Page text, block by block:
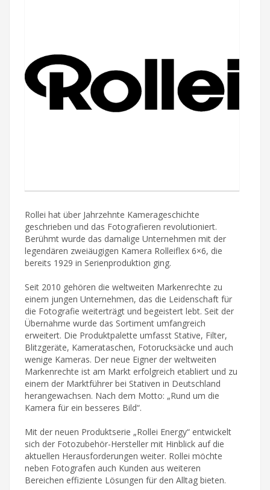
Rollei hat über Jahrzehnte Kamerageschichte
geschrieben und das Fotografieren revolutioniert.
Berühmt wurde das damalige Unternehmen mit der
legendären zweiäugigen Kamera Rolleiflex 6×6, die
bereits 1929 in Serienproduktion ging.
Seit 2010 gehören die weltweiten Markenrechte zu
einem jungen Unternehmen, das die Leidenschaft für
die Fotografie weiterträgt und begeistert lebt. Seit der
Übernahme wurde das Sortiment umfangreich
erweitert. Die Produktpalette umfasst Stative, Filter,
Blitzgeräte, Kamerataschen, Fotorucksäcke und auch
wenige Kameras. Der neue Eigner der weltweiten
Markenrechte ist am Markt erfolgreich etabliert und zu
einem der Marktführer bei Stativen in Deutschland
herangewachsen. Nach dem Motto: „Rund um die
Kamera für ein besseres Bild“.
Mit der neuen Produktserie „Rollei Energy“ entwickelt
sich der Fotozubehör-Hersteller mit Hinblick auf die
aktuellen Herausforderungen weiter. Rollei möchte
neben Fotografen auch Kunden aus weiteren
Bereichen effiziente Lösungen für den Alltag bieten.